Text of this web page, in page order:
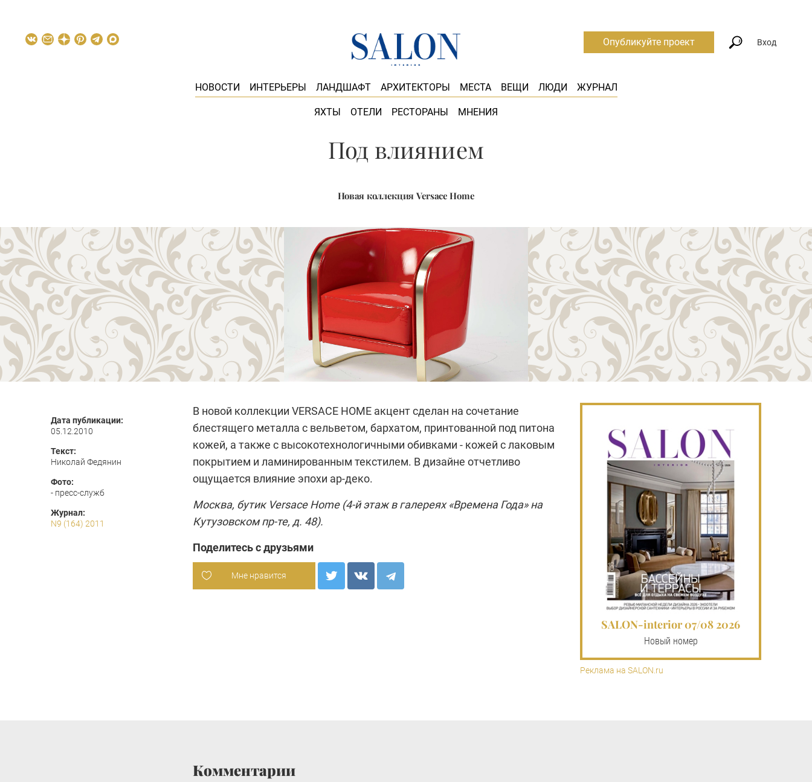
НОВОСТИ ИНТЕРЬЕРЫ ЛАНДШАФТ АРХИТЕКТОРЫ МЕСТА ВЕЩИ ЛЮДИ ЖУРНАЛ
ЯХТЫ ОТЕЛИ РЕСТОРАНЫ МНЕНИЯ
Опубликуйте проект Вход
Под влиянием
Новая коллекция Versace Home
Дата публикации:
05.12.2010
Текст:
Николай Федянин
Фото:
- пресс-служб
Журнал:
N9 (164) 2011
В новой коллекции VERSACE HOME акцент сделан на сочетание
блестящего металла с вельветом, бархатом, принтованной под питона
кожей, а также с высокотехнологичными обивками - кожей с лаковым
покрытием и ламинированным текстилем. В дизайне отчетливо
ощущается влияние эпохи ар-деко.
Москва, бутик Versace Home(4-й этаж в галереях «Времена Года» на
Кутузовском пр-те, д. 48).
Поделитесь с друзьями
Мне нравится
SALON-interior 07/08 2026
Новый номер
Реклама на SALON.ru
Комментарии